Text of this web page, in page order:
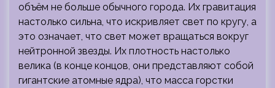
объём не больше обычного города. Их гравитация
настолько сильна, что искривляет свет по кругу, а
это означает, что свет может вращаться вокруг
нейтронной звезды. Их плотность настолько
велика (в конце концов, они представляют собой
гигантские атомные ядра), что масса горстки